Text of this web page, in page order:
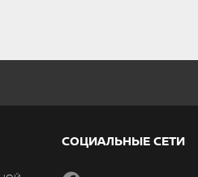
СОЦИАЛЬНЫЕ СЕТИ